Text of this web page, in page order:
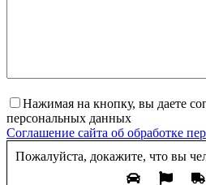
Нажимая на кнопку, вы даете
персональных данных
Соглашение сайта об обработке
Пожалуйста, докажите, что вы